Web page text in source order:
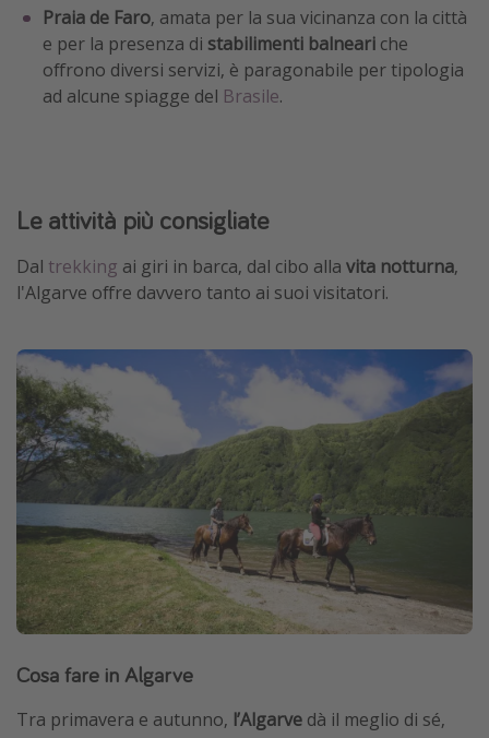
Praia de Faro, amata per la sua vicinanza con la città
e per la presenza di stabilimenti balneari che
offrono diversi servizi, è paragonabile per tipologia
ad alcune spiagge del Brasile.
Le attività più consigliate
Dal trekking ai giri in barca, dal cibo alla vita notturna,
l'Algarve offre davvero tanto ai suoi visitatori.
Cosa fare in Algarve
Tra primavera e autunno, l’Algarve dà il meglio di sé,